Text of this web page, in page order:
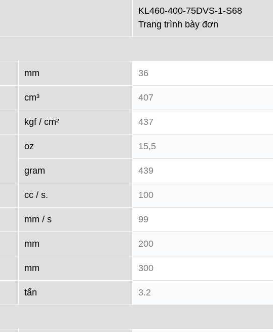
KL460-400-75DVS-1-S68
Trang trình bày đơn
mm 36
cm³ 407
kgf / cm² 437
oz 15,5
gram 439
cc / s. 100
mm / s 99
mm 200
mm 300
tấn 3.2